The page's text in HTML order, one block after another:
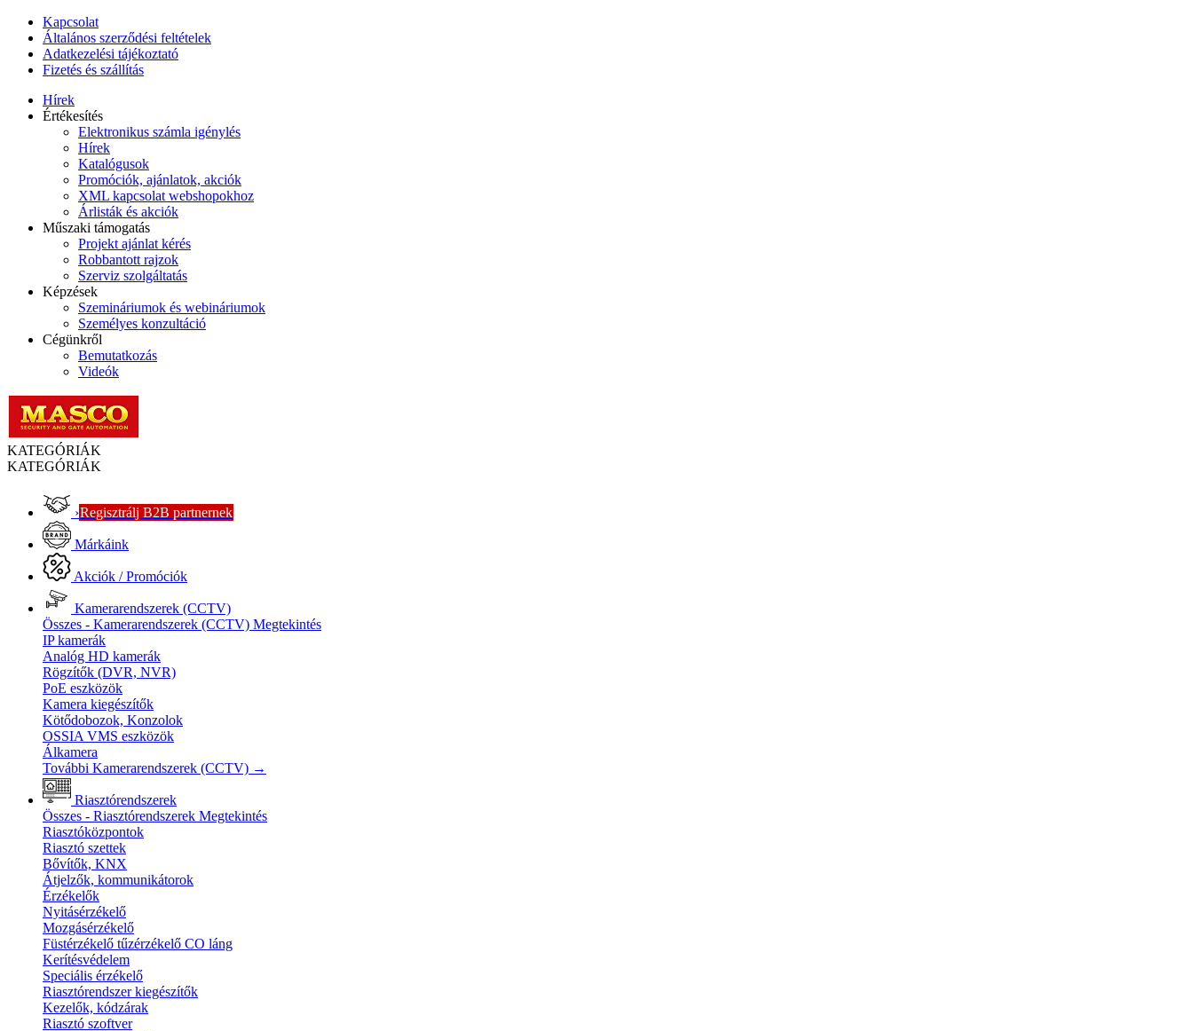
Kapcsolat
Általános szerződési feltételek
Adatkezelési tájékoztató
Fizetés és szállítás
Hírek
Értékesítés
Elektronikus számla igénylés
Hírek
Katalógusok
Promóciók, ajánlatok, akciók
XML kapcsolat webshopokhoz
Árlisták és akciók
Műszaki támogatás
Projekt ajánlat kérés
Robbantott rajzok
Szerviz szolgáltatás
Képzések
Szemináriumok és webináriumok
Személyes konzultáció
Cégünkről
Bemutatkozás
Videók
KATEGÓRIÁK
KATEGÓRIÁK
›Regisztrálj B2B partnernek
Márkáink
Akciók / Promóciók
Kamerarendszerek (CCTV)
Összes - Kamerarendszerek (CCTV) Megtekintés
IP kamerák
Analóg HD kamerák
Rögzítők (DVR, NVR)
PoE eszközök
Kamera kiegészítők
Kötődobozok, Konzolok
OSSIA VMS eszközök
Álkamera
További Kamerarendszerek (CCTV) →
Riasztórendszerek
Összes - Riasztórendszerek Megtekintés
Riasztóközpontok
Riasztó szettek
Bővítők, KNX
Átjelzők, kommunikátorok
Érzékelők
Nyitásérzékelő
Mozgásérzékelő
Füstérzékelő tűzérzékelő CO láng
Kerítésvédelem
Speciális érzékelő
Riasztórendszer kiegészítők
Kezelők, kódzárak
Riasztó szoftver